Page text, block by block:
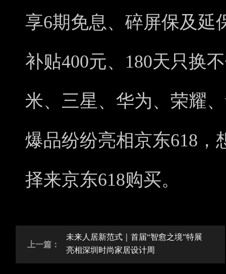
享6期免息、碎屏保及延
补贴400元、180天只换
米、三星、华为、荣耀
爆品纷纷亮相京东618，
择来京东618购买。
上一篇：
未来人居新范式｜首届“智愈之境”特展
亮相深圳时尚家居设计周